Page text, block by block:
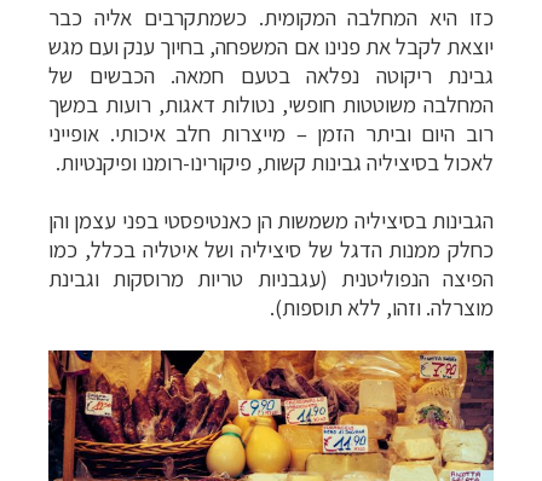
כזו היא המחלבה המקומית. כשמתקרבים אליה כבר
יוצאת לקבל את פנינו אם המשפחה, בחיוך ענק ועם מגש
גבינת ריקוטה נפלאה בטעם חמאה. הכבשים של
המחלבה משוטטות חופשי, נטולות דאגות, רועות במשך
רוב היום וביתר הזמן – מייצרות חלב איכותי. אופייני
לאכול בסיציליה גבינות קשות, פיקורינו-רומנו ופיקנטיות.
הגבינות בסיציליה משמשות הן כאנטיפסטי בפני עצמן והן
כחלק ממנות הדגל של סיציליה ושל איטליה בכלל, כמו
הפיצה הנפוליטנית (עגבניות טריות מרוסקות וגבינת
מוצרלה. וזהו, ללא תוספות).